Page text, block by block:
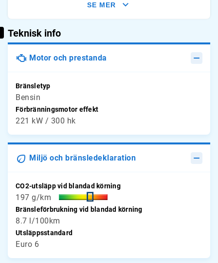
slitage och jämför avläsningarna med typliga
årliga genomsnitt.
SE MER
Teknisk info
Motor och prestanda
Bränsletyp
Bensin
Förbränningsmotor effekt
221 kW / 300 hk
Miljö och bränsledeklaration
CO2-utsläpp vid blandad körning
197 g/km
Bränsleförbrukning vid blandad körning
8.7 l/100km
Utsläppsstandard
Euro 6